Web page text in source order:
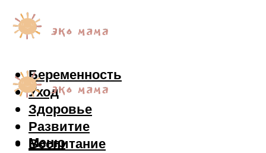
Беременность
Уход
Здоровье
Развитие
Воспитание
Меню